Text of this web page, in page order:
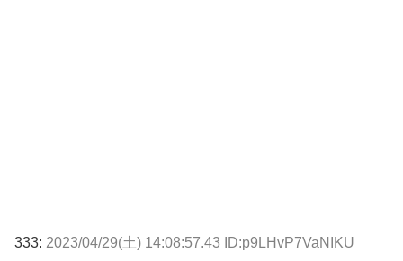
333: 2023/04/29(土) 14:08:57.43 ID:p9LHvP7VaNIKU